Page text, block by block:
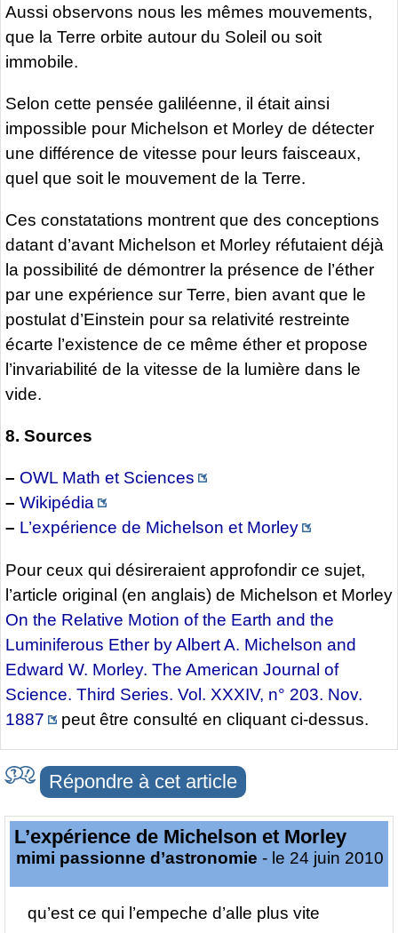
Aussi observons nous les mêmes mouvements,
que la Terre orbite autour du Soleil ou soit
immobile.
Selon cette pensée galiléenne, il était ainsi
impossible pour Michelson et Morley de détecter
une différence de vitesse pour leurs faisceaux,
quel que soit le mouvement de la Terre.
Ces constatations montrent que des conceptions
datant d’avant Michelson et Morley réfutaient déjà
la possibilité de démontrer la présence de l’éther
par une expérience sur Terre, bien avant que le
postulat d’Einstein pour sa relativité restreinte
écarte l’existence de ce même éther et propose
l’invariabilité de la vitesse de la lumière dans le
vide.
8. Sources
– OWL Math et Sciences
– Wikipédia
– L’expérience de Michelson et Morley
Pour ceux qui désireraient approfondir ce sujet,
l’article original (en anglais) de Michelson et Morley
On the Relative Motion of the Earth and the
Luminiferous Ether by Albert A. Michelson and
Edward W. Morley. The American Journal of
Science. Third Series. Vol. XXXIV, n° 203. Nov.
1887
peut être consulté en cliquant ci-dessus.
Répondre à cet article
L’expérience de Michelson et Morley
mimi passionne d’astronomie - le 24 juin 2010
qu’est ce qui l’empeche d’alle plus vite